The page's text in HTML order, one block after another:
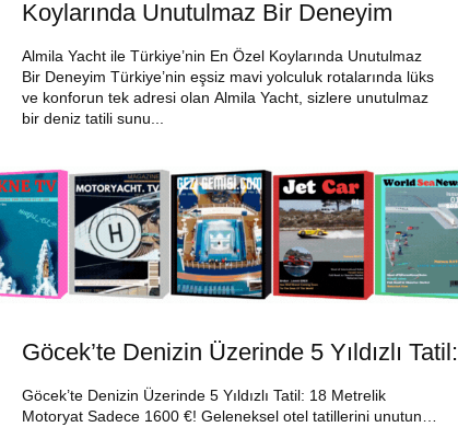
Koylarında Unutulmaz Bir Deneyim
Almila Yacht ile Türkiye’nin En Özel Koylarında Unutulmaz
Bir Deneyim Türkiye’nin eşsiz mavi yolculuk rotalarında lüks
ve konforun tek adresi olan Almila Yacht, sizlere unutulmaz
bir deniz tatili sunu...
Göcek’te Denizin Üzerinde 5 Yıldızlı Tatil:
Göcek’te Denizin Üzerinde 5 Yıldızlı Tatil: 18 Metrelik
Motoryat Sadece 1600 €! Geleneksel otel tatillerini unutun…